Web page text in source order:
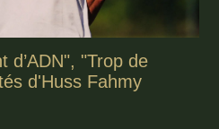
d’ADN", "Trop de
d'Huss Fahmy